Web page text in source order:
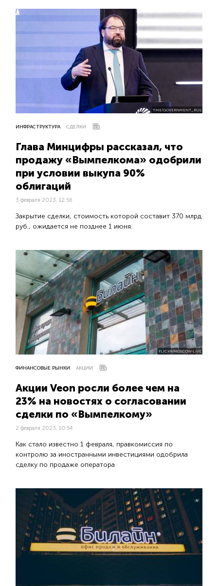
ИНФРАСТРУКТУРА СДЕЛКИ
Глава Минцифры рассказал, что
продажу «Вымпелкома» одобрили
при условии выкупа 90%
облигаций
3 февраля 2023, 12:56
Закрытие сделки, стоимость которой составит 370 млрд
руб., ожидается не позднее 1 июня.
T.ME/GOVERNMENT_RUS
FLICKR/MOSCOW-LIVE
ФИНАНСОВЫЕ РЫНКИ АКЦИИ
Акции Veon росли более чем на
23% на новостях о согласовании
сделки по «Вымпелкому»
2 февраля 2023, 10:54
Как стало известно 1 февраля, правкомиссия по
контролю за иностранными инвестициями одобрила
сделку по продаже оператора